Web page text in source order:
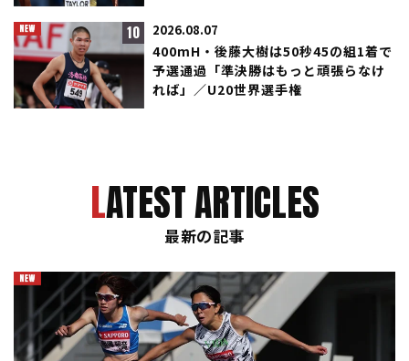
10 2026.08.07
400mH・後藤大樹は50秒45の組1着で
予選通過「準決勝はもっと頑張らなけ
れば」／U20世界選手権
LATEST ARTICLES
最新の記事